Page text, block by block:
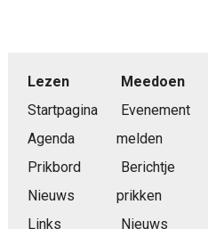
Lezen
Startpagina
Agenda
Prikbord
Nieuws
Links
Meedoen
Evenement
melden
Berichtje
prikken
Nieuws